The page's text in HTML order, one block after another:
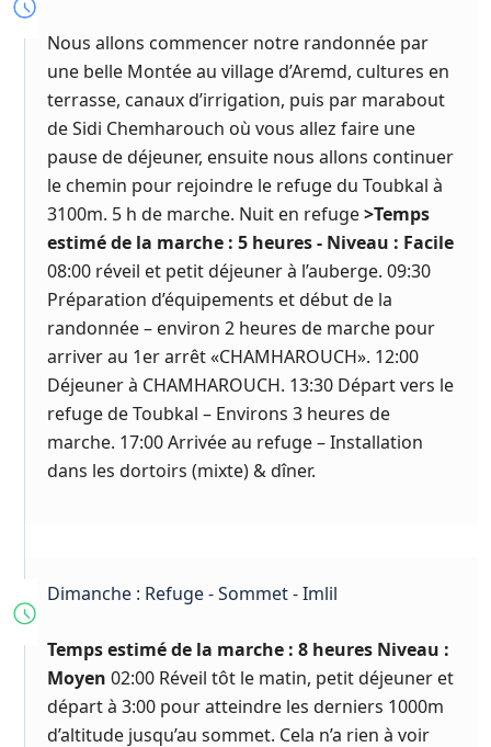
Nous allons commencer notre randonnée par
une belle Montée au village d’Aremd, cultures en
terrasse, canaux d’irrigation, puis par marabout
de Sidi Chemharouch où vous allez faire une
pause de déjeuner, ensuite nous allons continuer
le chemin pour rejoindre le refuge du Toubkal à
3100m. 5 h de marche. Nuit en refuge>Temps
estimé de la marche : 5 heures - Niveau : Facile
08:00 réveil et petit déjeuner à l’auberge. 09:30
Préparation d’équipements et début de la
randonnée – environ 2 heures de marche pour
arriver au 1er arrêt «CHAMHAROUCH». 12:00
Déjeuner à CHAMHAROUCH. 13:30 Départ vers le
refuge de Toubkal – Environs 3 heures de
marche. 17:00 Arrivée au refuge – Installation
dans les dortoirs (mixte) & dîner.
Dimanche : Refuge - Sommet - Imlil
Temps estimé de la marche : 8 heures Niveau :
Moyen 02:00 Réveil tôt le matin, petit déjeuner et
départ à 3:00 pour atteindre les derniers 1000m
d’altitude jusqu’au sommet. Cela n’a rien à voir